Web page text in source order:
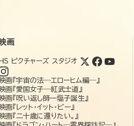
映画
HS ピクチャーズ スタジオ
映画『宇宙の法―エローヒム編―』
映画『愛国女子―紅武士道』
映画『呪い返し師—塩子誕生』
映画『レット・イット・ビー』
映画『二十歳に還りたい。』